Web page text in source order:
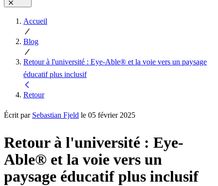
Accueil
Blog
Retour à l'université : Eye-Able® et la voie vers un paysage
éducatif plus inclusif
Retour
Écrit par Sebastian Fjeld le 05 février 2025
Retour à l'université : Eye-
Able® et la voie vers un
paysage éducatif plus inclusif